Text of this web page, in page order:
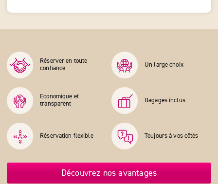
Réserver en toute
confiance
Un large choix
Economique et
transparent
Bagages inclus
Réservation flexible Toujours à vos côtés
Découvrez nos avantages